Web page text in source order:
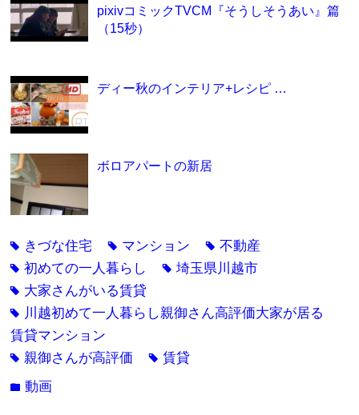
pixivコミックTVCM『そうしそうあい』篇
（15秒）
ディー秋のインテリア+レシピ …
ボロアパートの新居
tag きづな住宅 tag マンション tag不動産
tag初めての一人暮らし tag埼玉県川越市
tag 大家さんがいる賃貸
tag 川越初めて一人暮らし親御さん高評価大家が居る
賃貸マンション
tag 親御さんが高評価 tag賃貸
folder動画